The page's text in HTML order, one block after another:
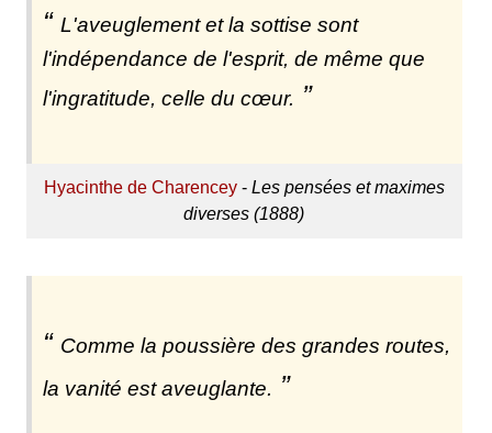
L'aveuglement et la sottise sont
l'indépendance de l'esprit, de même que
l'ingratitude, celle du cœur.
Hyacinthe de Charencey- Les pensées et maximes
diverses (1888)
Comme la poussière des grandes routes,
la vanité est aveuglante.